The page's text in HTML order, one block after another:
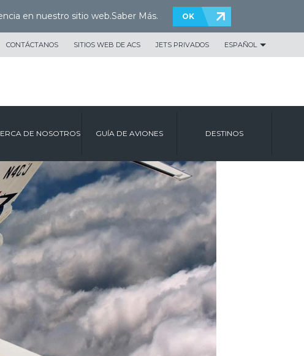
en nuestro sitio web.Saber Más. OK
CONTÁCTANOS SITIOS WEB DE ACS JETS PRIVADOS ESPAÑOL
DE NOSOTROS GUÍA DE AVIONES DESTINOS